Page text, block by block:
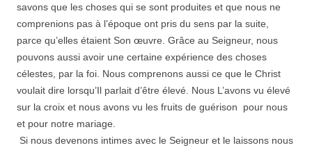
savons que les choses qui se sont produites et que nous ne
comprenions pas à l’époque ont pris du sens par la suite,
parce qu’elles étaient Son œuvre. Grâce au Seigneur, nous
pouvons aussi avoir une certaine expérience des choses
célestes, par la foi. Nous comprenons aussi ce que le Christ
voulait dire lorsqu’Il parlait d’être élevé. Nous L’avons vu élevé
sur la croix et nous avons vu les fruits de guérison pour nous
et pour notre mariage.
Si nous devenons intimes avec le Seigneur et le laissons nous